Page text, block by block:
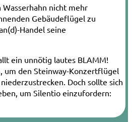
hahn nicht mehr
Gebäudeflügel zu
(d)-Handel seine
ein unnötig lautes BLAMM!
um­ den Steinway­-Konzertflügel
Doch sollte sich
um Silentio einzufordern: